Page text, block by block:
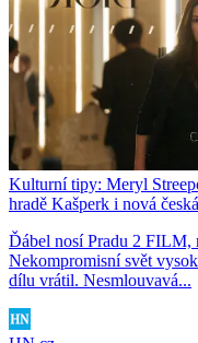
Kulturní tipy: Meryl
hradě Kašperk i nová
Ďábel nosí Pradu 2 FILM,
Nekompromisní svět
dílu vrátil. Nesmlouvavá...